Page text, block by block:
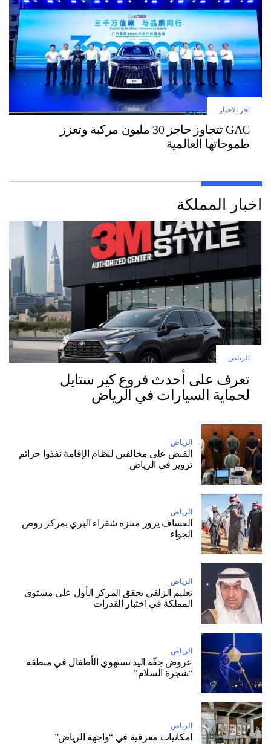
اخر الاخبار
GAC تتجاوز حاجز 30 مليون مركبة وتعزز
طموحاتها العالمية
اخبار المملكة
الرياض
تعرف على أحدث فروع كير ستايل
لحماية السيارات في الرياض
الرياض
القبض على مخالفين لنظام الإقامة نفذوا جرائم
تزوير في الرياض
الرياض
العساف يزور منتزة شقراء البري بمركز روض
الجواء
الرياض
تعليم الزلفي يحقق المركز الأول على مستوى
المملكة في اختبار القدرات
الرياض
عروض خِفّة اليد تستهوي الأطفال في منطقة
“شجرة السلام”
الرياض
امكانيات معرفية في “واجهة الرياض”